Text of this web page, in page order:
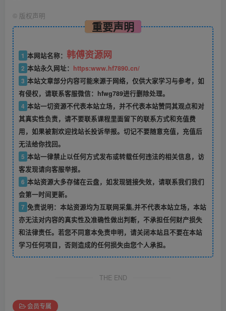
© 版权声明
重要声明
1 本网站名称： 韩傅资源网
2 本站永久网址： https:www.hf7890.cn/
3 本站文章部分内容可能来源于网络，仅供大家学习与参考，如
有侵权，请联系客服微信：hfwg789进行删除处理。
4 本站一切资源不代表本站立场，并不代表本站赞同其观点和对
其真实性负责，请不要联系课程里面留下的联系方式和充值费
用，如果被割欢迎找站长投诉举报。切记不要随意充值，充值后
无法给你找回。
5 本站一律禁止以任何方式发布或转载任何违法的相关信息，访
客发现请向客服举报。
6 本站资源大多存储在云盘，如发现链接失效，请联系我们我们
会第一时间更新。
7 免责说明：本站资源均为互联网采集,并不代表本站立场，本站
亦无法对内容的真实性及准确性做出判断，不承担任何财产损失
和法律责任。若您不同意本免责申明，请关闭本站且不要在本站
学习任何项目，否则造成的任何损失由您个人承担。
THE END
会员专属